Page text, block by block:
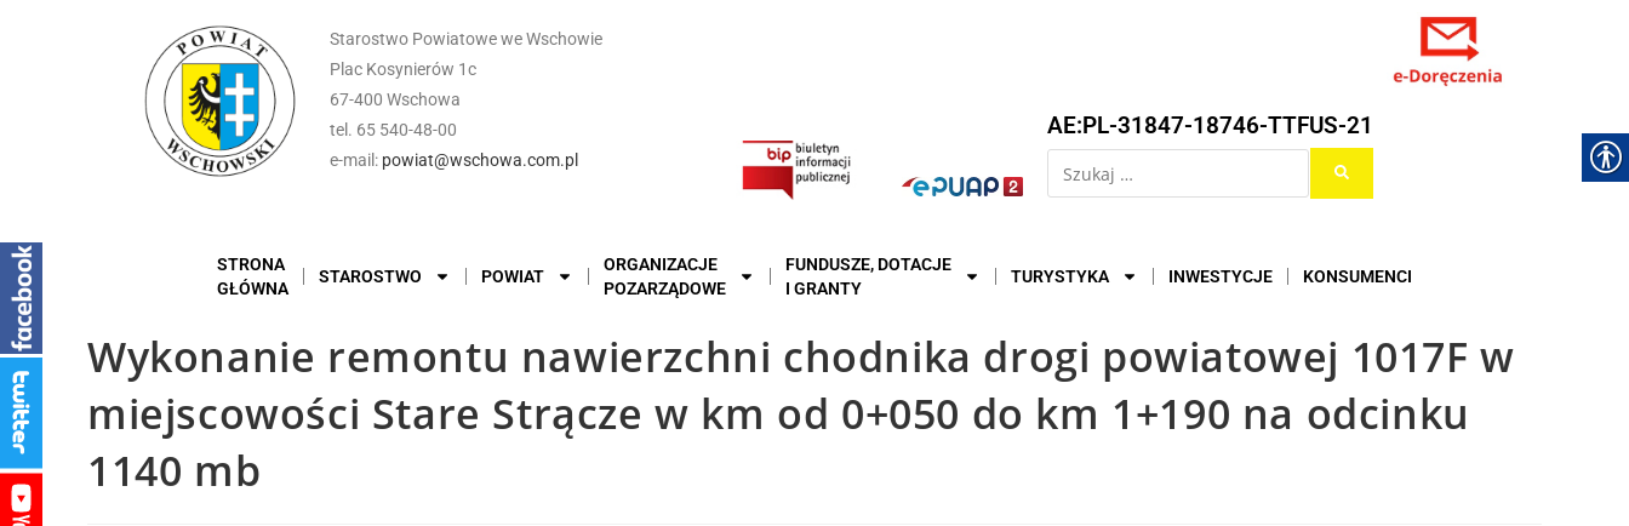
Starostwo Powiatowe we Wschowie
Plac Kosynierów 1c
67-400 Wschowa
tel. 65 540-48-00
e-mail: powiat@wschowa.com.pl
AE:PL-31847-18746-TTFUS-21
STRONA
GŁÓWNA
STAROSTWO POWIAT
ORGANIZACJE
POZARZĄDOWE
FUNDUSZE, DOTACJE
I GRANTY
TURYSTYKA INWESTYCJE KONSUMENCI
Wykonanie remontu nawierzchni chodnika drogi powiatowej 1017F w
miejscowości Stare Strącze w km od 0+050 do km 1+190 na odcinku
1140 mb